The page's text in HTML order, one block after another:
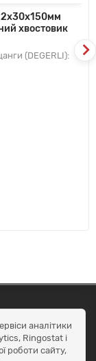
хвостовик
(DEGERLI):
аналітики
Ringostat і
роботи сайту,